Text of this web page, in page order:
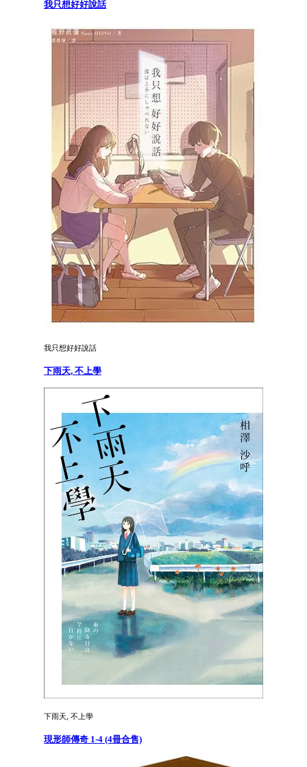
我只想好好說話
我只想好好說話
下雨天, 不上學
下雨天, 不上學
現形師傳奇 1-4 (4冊合售)